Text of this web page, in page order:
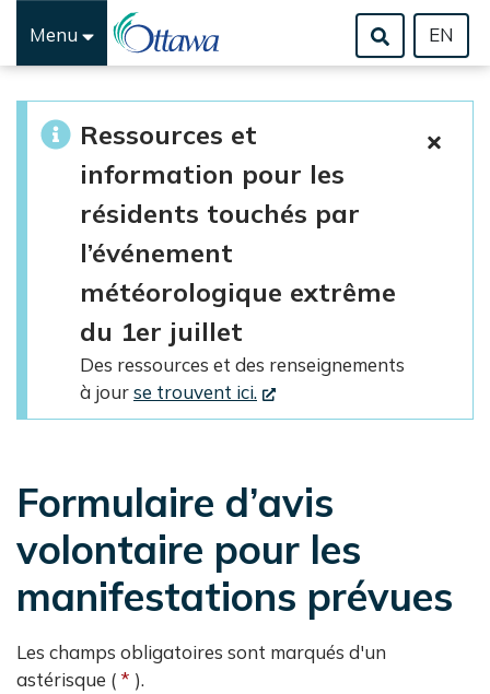
Passer au contenu principal
Menu EN
Ressources et
information pour les
résidents touchés par
l’événement
météorologique extrême
du 1er juillet
Des ressources et des renseignements
à jourse trouvent ici.
Formulaire d’avis
volontaire pour les
manifestations prévues
Les champs obligatoires sont marqués d'un
astérisque (
).